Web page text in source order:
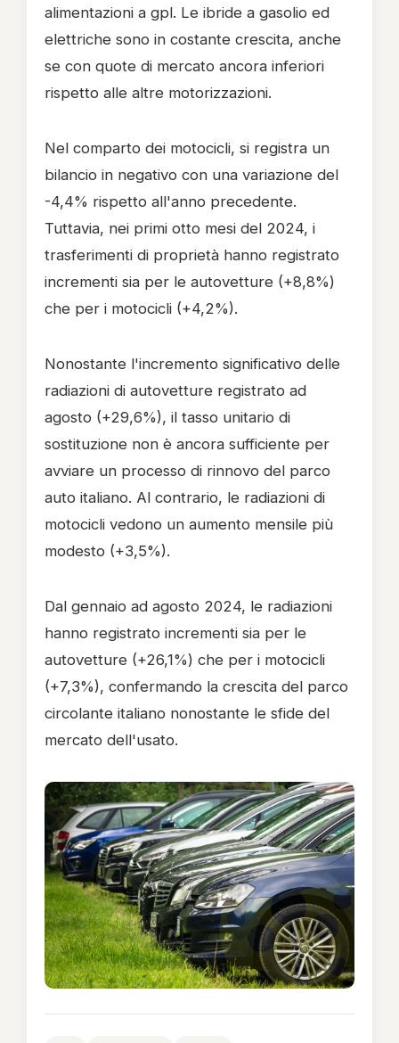
alimentazioni a gpl. Le ibride a gasolio ed
elettriche sono in costante crescita, anche
se con quote di mercato ancora inferiori
rispetto alle altre motorizzazioni.
Nel comparto dei motocicli, si registra un
bilancio in negativo con una variazione del
-4,4% rispetto all'anno precedente.
Tuttavia, nei primi otto mesi del 2024, i
trasferimenti di proprietà hanno registrato
incrementi sia per le autovetture (+8,8%)
che per i motocicli (+4,2%).
Nonostante l'incremento significativo delle
radiazioni di autovetture registrato ad
agosto (+29,6%), il tasso unitario di
sostituzione non è ancora sufficiente per
avviare un processo di rinnovo del parco
auto italiano. Al contrario, le radiazioni di
motocicli vedono un aumento mensile più
modesto (+3,5%).
Dal gennaio ad agosto 2024, le radiazioni
hanno registrato incrementi sia per le
autovetture (+26,1%) che per i motocicli
(+7,3%), confermando la crescita del parco
circolante italiano nonostante le sfide del
mercato dell'usato.